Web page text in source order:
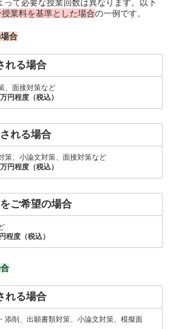
って必要な授業回数は異なります。以下
業料を基準とした場合の一例です。
合
れる場合
、面接対策など
円程度（税込）
れる場合
策、小論文対策、面接対策など
円程度（税込）
ご希望の場合
程度（税込）
れる場合
添削、出願書類対策、小論文対策、模擬面